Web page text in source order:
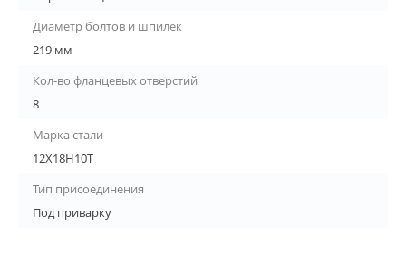
Диаметр болтов и шпилек
219 мм
Кол-во фланцевых отверстий
8
Марка стали
12Х18Н10Т
Тип присоединения
Под приварку